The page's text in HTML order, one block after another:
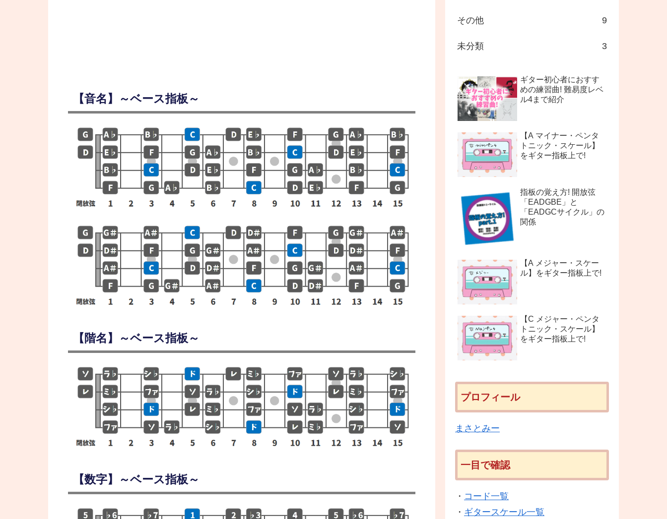
【音名】～ベース指板～
【階名】～ベース指板～
【数字】～ベース指板～
その他 9
未分類 3
ギター初心者におすす
めの練習曲! 難易度レベ
ル4まで紹介
【A マイナー・ペンタ
トニック・スケール】
をギター指板上で!
指板の覚え方! 開放弦
「EADGBE」と
「EADGCサイクル」の
関係
【A メジャー・スケー
ル】をギター指板上で!
【C メジャー・ペンタ
トニック・スケール】
をギター指板上で!
プロフィール
まさとみー
一目で確認
・ コード一覧
・ ギタースケール一覧